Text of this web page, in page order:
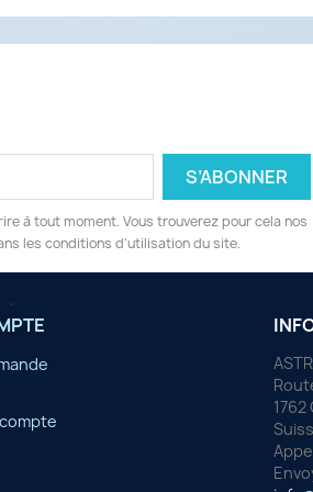
à tout moment. Vous trouverez pour cela nos
les conditions d'utilisation du site.
1762